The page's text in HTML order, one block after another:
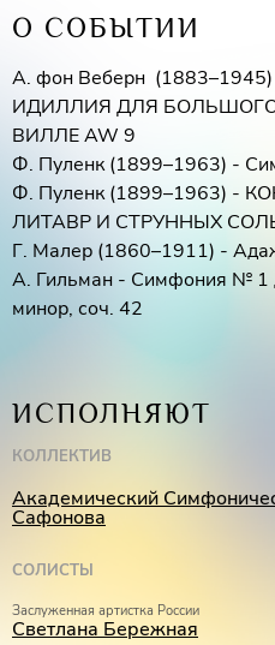
О СОБЫТИИ
А. фон Веберн
ИДИЛЛИЯ ДЛЯ
ВИЛЛЕ AW 9
Ф. Пуленк (1899–1963) -
Ф. Пуленк (1899–1963) -
ЛИТАВР И СТРУННЫХ
Г. Малер (1860–1911) -
А. Гильман - Симфония № 1
минор, соч. 42
ИСПОЛНЯЮТ
КОЛЛЕКТИВ
Академический
Сафонова
СОЛИСТЫ
Заслуженная артистка России
Светлана Бережная